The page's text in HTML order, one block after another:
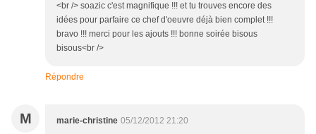
<br /> soazic c'est magnifique !!! et tu trouves encore des
idées pour parfaire ce chef d'oeuvre déjà bien complet !!!
bravo !!! merci pour les ajouts !!! bonne soirée bisous
bisous<br />
Répondre
M marie-christine 05/12/2012 21:20